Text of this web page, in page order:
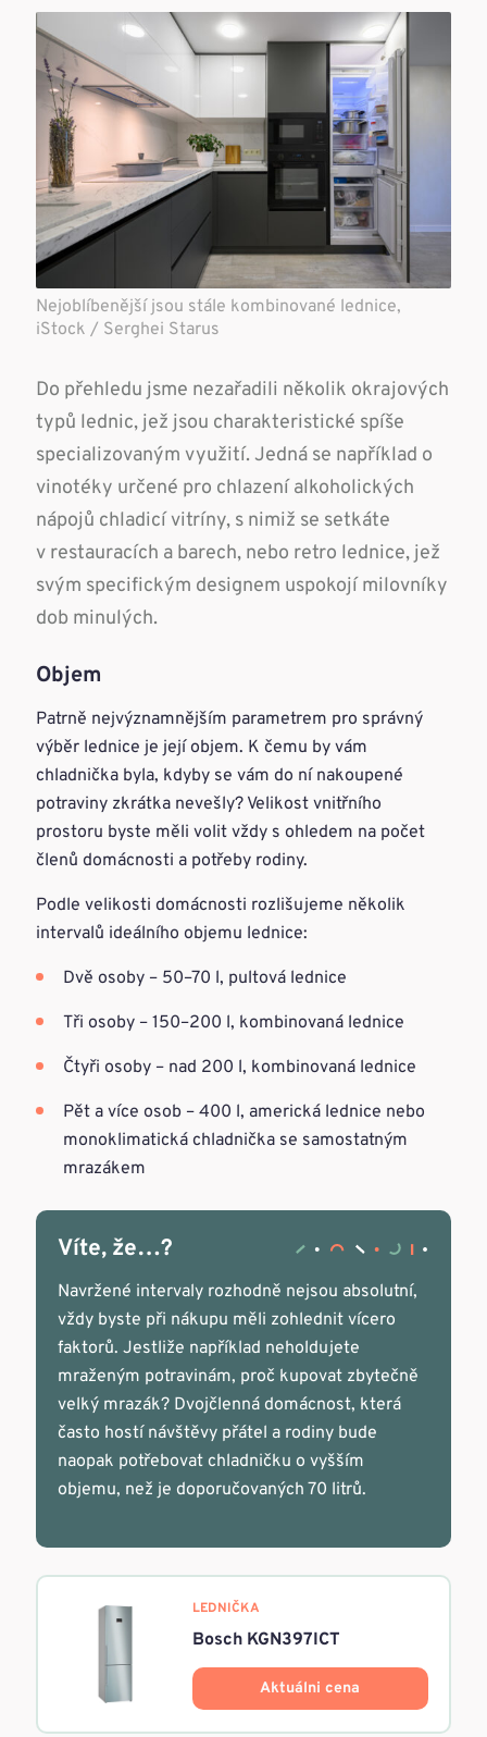
Nejoblíbenější jsou stále kombinované lednice,
iStock / Serghei Starus
Do přehledu jsme nezařadili několik okrajových
typů lednic, jež jsou charakteristické spíše
specializovaným využití. Jedná se například o
vinotéky určené pro chlazení alkoholických
nápojů chladicí vitríny, s nimiž se setkáte
v restauracích a barech, nebo retro lednice, jež
svým specifickým designem uspokojí milovníky
dob minulých.
Objem
Patrně nejvýznamnějším parametrem pro správný
výběr lednice je její objem. K čemu by vám
chladnička byla, kdyby se vám do ní nakoupené
potraviny zkrátka nevešly? Velikost vnitřního
prostoru byste měli volit vždy s ohledem na počet
členů domácnosti a potřeby rodiny.
Podle velikosti domácnosti rozlišujeme několik
intervalů ideálního objemu lednice:
Dvě osoby – 50–70 l, pultová lednice
Tři osoby – 150–200 l, kombinovaná lednice
Čtyři osoby – nad 200 l, kombinovaná lednice
Pět a více osob – 400 l, americká lednice nebo
monoklimatická chladnička se samostatným
mrazákem
Víte, že…?
Navržené intervaly rozhodně nejsou absolutní,
vždy byste při nákupu měli zohlednit vícero
faktorů. Jestliže například neholdujete
mraženým potravinám, proč kupovat zbytečně
velký mrazák? Dvojčlenná domácnost, která
často hostí návštěvy přátel a rodiny bude
naopak potřebovat chladničku o vyšším
objemu, než je doporučovaných 70 litrů.
LEDNIČKA
Bosch KGN397ICT
Aktuálni cena